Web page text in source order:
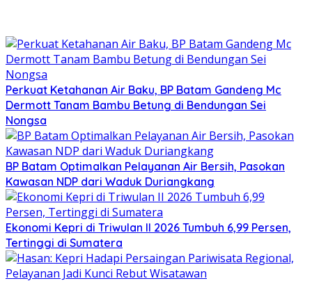
Perkuat Ketahanan Air Baku, BP Batam Gandeng Mc
Dermott Tanam Bambu Betung di Bendungan Sei
Nongsa
BP Batam Optimalkan Pelayanan Air Bersih, Pasokan
Kawasan NDP dari Waduk Duriangkang
Ekonomi Kepri di Triwulan II 2026 Tumbuh 6,99 Persen,
Tertinggi di Sumatera